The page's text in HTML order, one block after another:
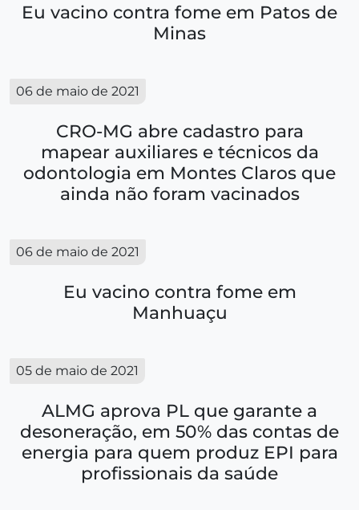
Eu vacino contra fome em Patos de
Minas
06 de maio de 2021
CRO-MG abre cadastro para
mapear auxiliares e técnicos da
odontologia em Montes Claros que
ainda não foram vacinados
06 de maio de 2021
Eu vacino contra fome em
Manhuaçu
05 de maio de 2021
ALMG aprova PL que garante a
desoneração, em 50% das contas de
energia para quem produz EPI para
profissionais da saúde